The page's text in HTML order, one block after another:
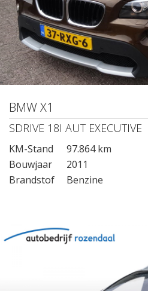
BMW X1
SDRIVE 18I AUT EXECUTIVE
KM-Stand
97.864 km
Bouwjaar
2011
Brandstof
Benzine